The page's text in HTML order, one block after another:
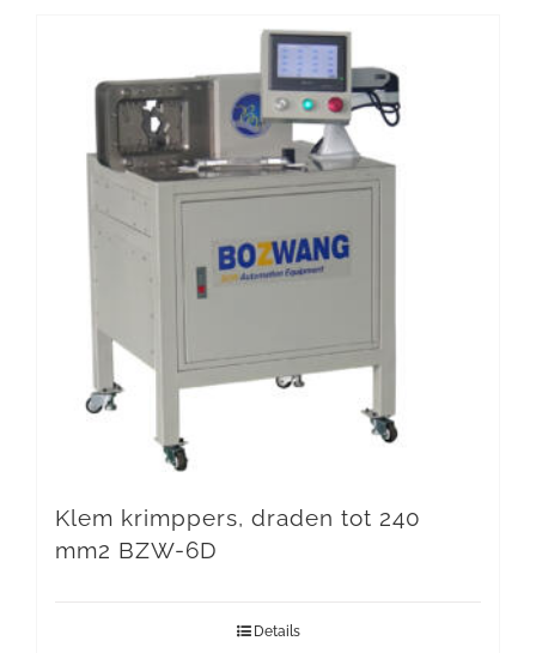
Klem krimppers, draden tot 240
mm2 BZW-6D
Details